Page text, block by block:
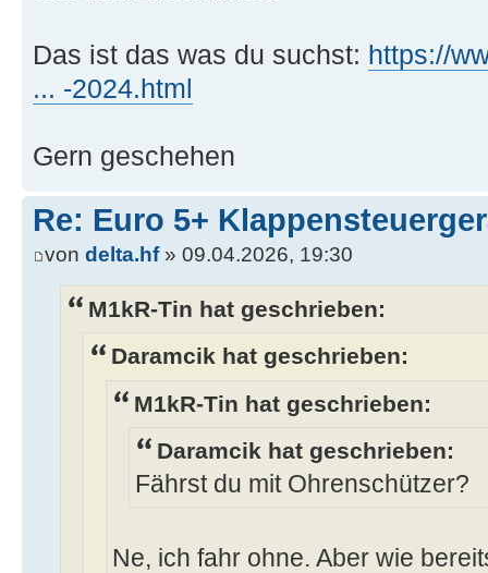
Das ist das was du suchst: https://
... -2024.html
Gern geschehen
Re: Euro 5+
von delta.hf» 09.04.2026, 19:30
M1kR-Tin hat geschrieben:
Daramcik hat geschrieben:
M1kR-Tin hat geschrieben:
Daramcik hat geschrieben:
Fährst du mit Ohrenschützer?
Ne, ich fahr ohne. Aber wie